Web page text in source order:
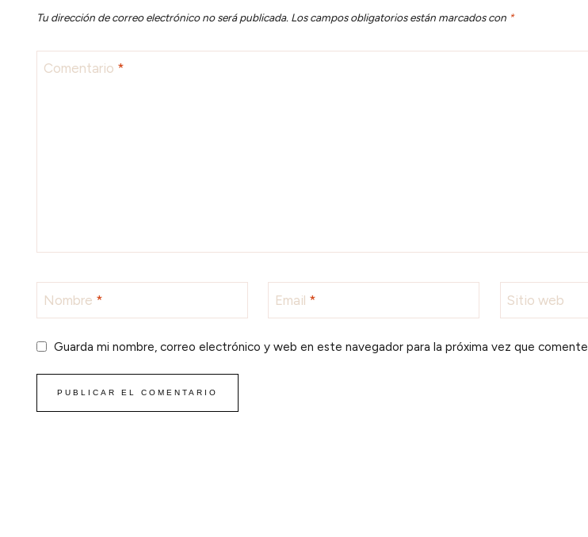
Tu dirección de correo electrónico no será publicada. Los campos obligatorios están marcados con *
Comentario *
Nombre * Email * Sitio web
Guarda mi nombre, correo electrónico y web en este navegador para la próxima vez que comente.